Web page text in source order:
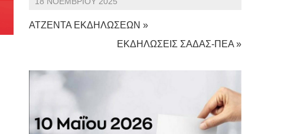
ΑΤΖΕΝΤΑ ΕΚΔΗΛΩΣΕΩΝ »
ΕΚΔΗΛΩΣΕΙΣ ΣΑΔΑΣ-ΠΕΑ »